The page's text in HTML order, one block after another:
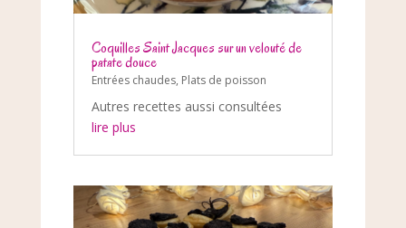
Coquilles Saint Jacques sur un velouté de
patate douce
Entrées chaudes, Plats de poisson
Autres recettes aussi consultées
lire plus